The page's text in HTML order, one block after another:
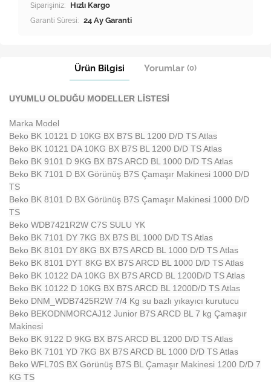
Siparişiniz: Hızlı Kargo
Garanti Süresi: 24 Ay Garanti
Ürün Bilgisi Yorumlar (0)
UYUMLU OLDUĞU MODELLER LİSTESİ
Marka Model
Beko BK 10121 D 10KG BX B7S BL 1200 D/D TS Atlas
Beko BK 10121 DA 10KG BX B7S BL 1200 D/D TS Atlas
Beko BK 9101 D 9KG BX B7S ARCD BL 1000 D/D TS Atlas
Beko BK 7101 D BX Görünüş B7S Çamaşır Makinesi 1000 D/D
TS
Beko BK 8101 D BX Görünüş B7S Çamaşır Makinesi 1000 D/D
TS
Beko WDB7421R2W C7S SULU YK
Beko BK 7101 DY 7KG BX B7S BL 1000 D/D TS Atlas
Beko BK 8101 DY 8KG BX B7S ARCD BL 1000 D/D TS Atlas
Beko BK 8101 DYT 8KG BX B7S ARCD BL 1000 D/D TS Atlas
Beko BK 10122 DA 10KG BX B7S ARCD BL 1200D/D TS Atlas
Beko BK 10122 D 10KG BX B7S ARCD BL 1200D/D TS Atlas
Beko DNM_WDB7425R2W 7/4 Kg su bazlı yıkayıcı kurutucu
Beko BEKODNMORCAJ12 Junior B7S ARCD BL 7 kg Çamaşır
Makinesi
Beko BK 9122 D 9KG BX B7S ARCD BL 1200 D/D TS Atlas
Beko BK 7101 YD 7KG BX B7S ARCD BL 1000 D/D TS Atlas
Beko WFL70S BX Görünüş B7S BL Çamaşır Makinesi 1200 D/D 7
KG TS